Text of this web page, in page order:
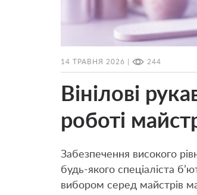
14 ТРАВНЯ 2026 | 244
Вінілові
роботі
Забезпечення високого
будь-якого спеціаліста
вибором серед майстрів